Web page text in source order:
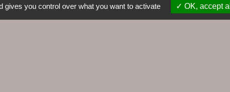
gives you control over what you want to activate OK, accept all